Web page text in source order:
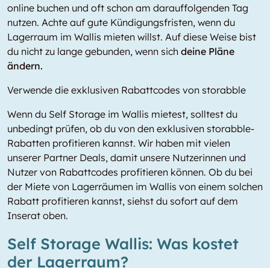
online buchen und oft schon am darauffolgenden Tag
nutzen. Achte auf gute Kündigungsfristen, wenn du
Lagerraum im Wallis mieten willst. Auf diese Weise bist
du nicht zu lange gebunden, wenn sich deine Pläne
ändern.
Verwende die exklusiven Rabattcodes von storabble
Wenn du Self Storage im Wallis mietest, solltest du
unbedingt prüfen, ob du von den exklusiven storabble-
Rabatten profitieren kannst. Wir haben mit vielen
unserer Partner Deals, damit unsere Nutzerinnen und
Nutzer von Rabattcodes profitieren können. Ob du bei
der Miete von Lagerräumen im Wallis von einem solchen
Rabatt profitieren kannst, siehst du sofort auf dem
Inserat oben.
Self Storage Wallis: Was kostet
der Lagerraum?